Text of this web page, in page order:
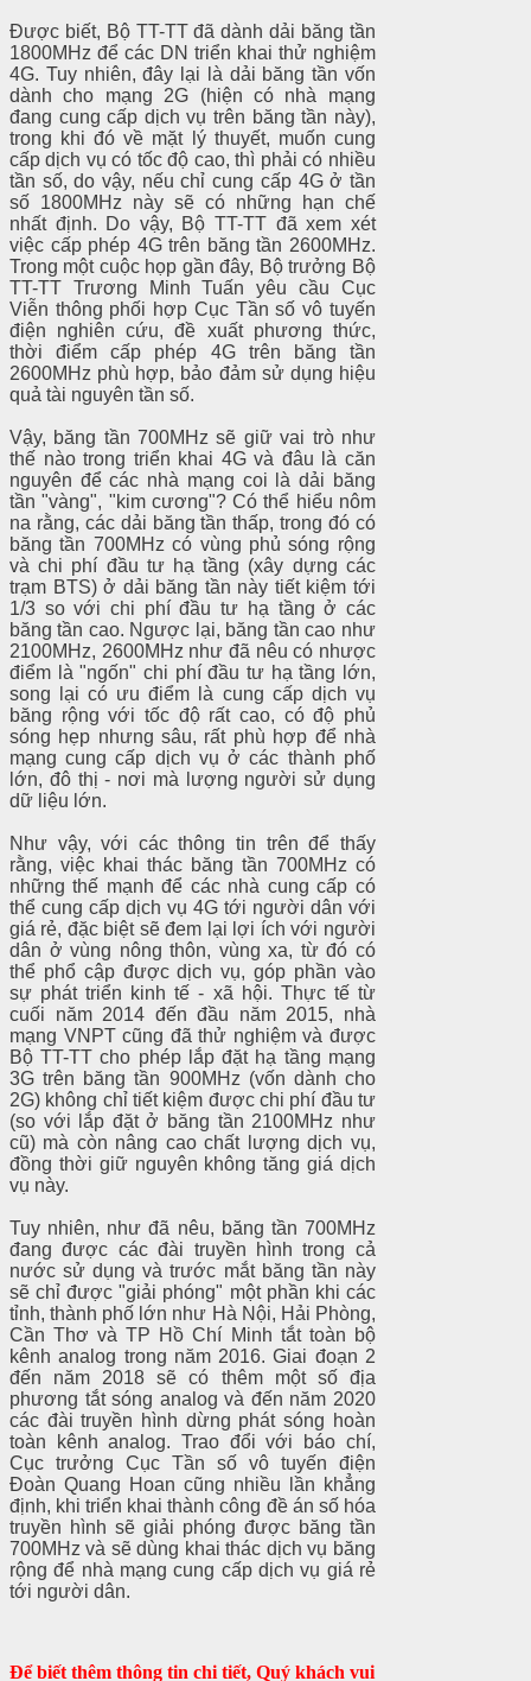
Được biết, Bộ TT-TT đã dành dải băng tần
1800MHz để các DN triển khai thử nghiệm
4G. Tuy nhiên, đây lại là dải băng tần vốn
dành cho mạng 2G (hiện có nhà mạng
đang cung cấp dịch vụ trên băng tần này),
trong khi đó về mặt lý thuyết, muốn cung
cấp dịch vụ có tốc độ cao, thì phải có nhiều
tần số, do vậy, nếu chỉ cung cấp 4G ở tần
số 1800MHz này sẽ có những hạn chế
nhất định. Do vậy, Bộ TT-TT đã xem xét
việc cấp phép 4G trên băng tần 2600MHz.
Trong một cuộc họp gần đây, Bộ trưởng Bộ
TT-TT Trương Minh Tuấn yêu cầu Cục
Viễn thông phối hợp Cục Tần số vô tuyến
điện nghiên cứu, đề xuất phương thức,
thời điểm cấp phép 4G trên băng tần
2600MHz phù hợp, bảo đảm sử dụng hiệu
quả tài nguyên tần số.
Vậy, băng tần 700MHz sẽ giữ vai trò như
thế nào trong triển khai 4G và đâu là căn
nguyên để các nhà mạng coi là dải băng
tần "vàng", "kim cương"? Có thể hiểu nôm
na rằng, các dải băng tần thấp, trong đó có
băng tần 700MHz có vùng phủ sóng rộng
và chi phí đầu tư hạ tầng (xây dựng các
trạm BTS) ở dải băng tần này tiết kiệm tới
1/3 so với chi phí đầu tư hạ tầng ở các
băng tần cao. Ngược lại, băng tần cao như
2100MHz, 2600MHz như đã nêu có nhược
điểm là "ngốn" chi phí đầu tư hạ tầng lớn,
song lại có ưu điểm là cung cấp dịch vụ
băng rộng với tốc độ rất cao, có độ phủ
sóng hẹp nhưng sâu, rất phù hợp để nhà
mạng cung cấp dịch vụ ở các thành phố
lớn, đô thị - nơi mà lượng người sử dụng
dữ liệu lớn.
Như vậy, với các thông tin trên để thấy
rằng, việc khai thác băng tần 700MHz có
những thế mạnh để các nhà cung cấp có
thể cung cấp dịch vụ 4G tới người dân với
giá rẻ, đặc biệt sẽ đem lại lợi ích với người
dân ở vùng nông thôn, vùng xa, từ đó có
thể phổ cập được dịch vụ, góp phần vào
sự phát triển kinh tế - xã hội. Thực tế từ
cuối năm 2014 đến đầu năm 2015, nhà
mạng VNPT cũng đã thử nghiệm và được
Bộ TT-TT cho phép lắp đặt hạ tầng mạng
3G trên băng tần 900MHz (vốn dành cho
2G) không chỉ tiết kiệm được chi phí đầu tư
(so với lắp đặt ở băng tần 2100MHz như
cũ) mà còn nâng cao chất lượng dịch vụ,
đồng thời giữ nguyên không tăng giá dịch
vụ này.
Tuy nhiên, như đã nêu, băng tần 700MHz
đang được các đài truyền hình trong cả
nước sử dụng và trước mắt băng tần này
sẽ chỉ được "giải phóng" một phần khi các
tỉnh, thành phố lớn như Hà Nội, Hải Phòng,
Cần Thơ và TP Hồ Chí Minh tắt toàn bộ
kênh analog trong năm 2016. Giai đoạn 2
đến năm 2018 sẽ có thêm một số địa
phương tắt sóng analog và đến năm 2020
các đài truyền hình dừng phát sóng hoàn
toàn kênh analog. Trao đổi với báo chí,
Cục trưởng Cục Tần số vô tuyến điện
Đoàn Quang Hoan cũng nhiều lần khẳng
định, khi triển khai thành công đề án số hóa
truyền hình sẽ giải phóng được băng tần
700MHz và sẽ dùng khai thác dịch vụ băng
rộng để nhà mạng cung cấp dịch vụ giá rẻ
tới người dân.
Để biết thêm thông tin chi tiết, Quý khách vui